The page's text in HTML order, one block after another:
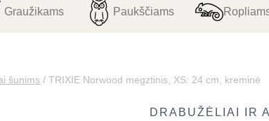
Graužikams Paukščiams
šunims / TRIXIE Norwood megztinis, XS: 24 cm, kreminė
DRABUŽĖLIAI IR